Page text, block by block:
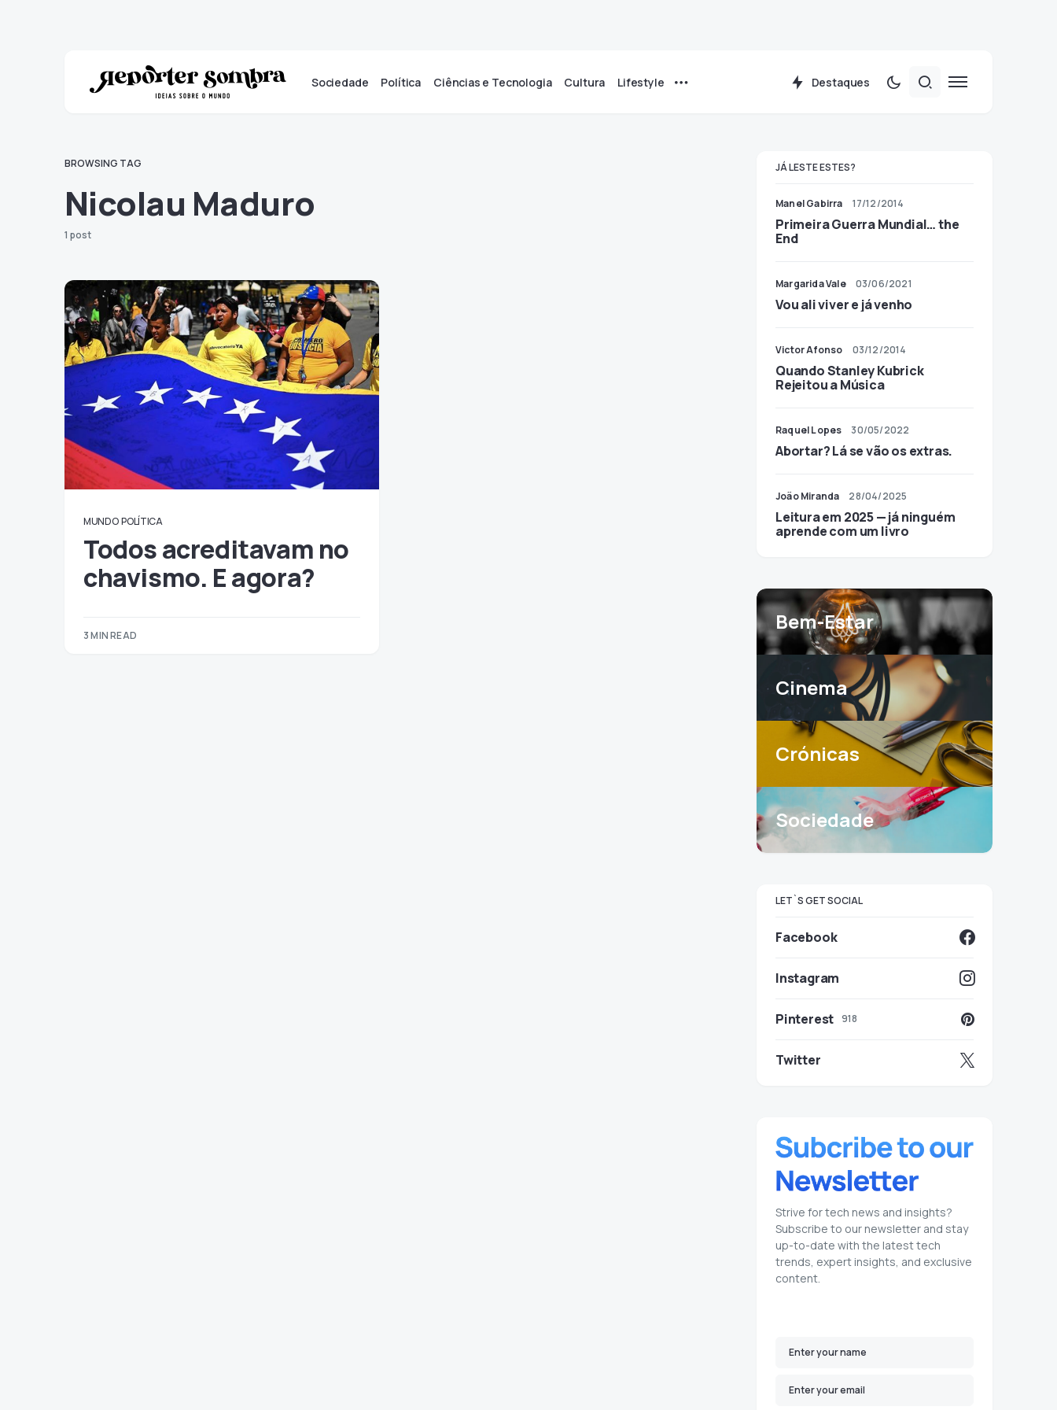
Sociedade Política Ciências e Tecnologia Cultura Lifestyle Destaques
BROWSING TAG
Nicolau Maduro
1 post
MUNDO POLÍTICA
Todos acreditavam no
chavismo. E agora?
3 MIN READ
JÁ LESTE ESTES?
Manel Gabirra 17/12/2014
Primeira Guerra Mundial… the
End
Margarida Vale 03/06/2021
Vou ali viver e já venho
Victor Afonso 03/12/2014
Quando Stanley Kubrick
Rejeitou a Música
Raquel Lopes 30/05/2022
Abortar? Lá se vão os extras.
João Miranda 28/04/2025
Leitura em 2025 — já ninguém
aprende com um livro
Bem-Estar
Cinema
Crónicas
Sociedade
LET`S GET SOCIAL
Facebook
Instagram
Pinterest 918
Twitter
Strive for tech news and insights?
Subscribe to our newsletter and stay
up-to-date with the latest tech
trends, expert insights, and exclusive
content.